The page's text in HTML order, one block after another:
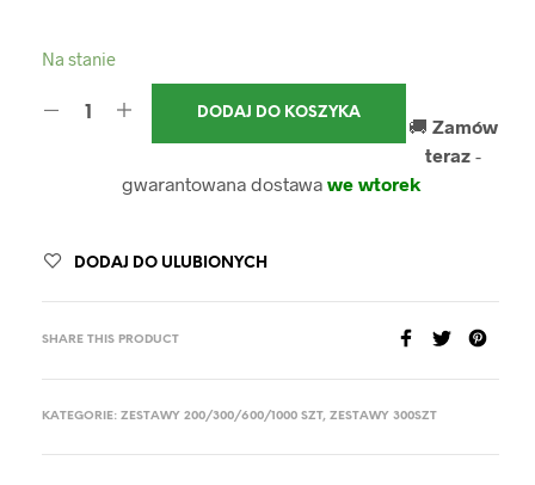
Na stanie
DODAJ DO KOSZYKA
🚚 Zamów
teraz-
gwarantowana dostawa we wtorek
DODAJ DO ULUBIONYCH
SHARE THIS PRODUCT
KATEGORIE: ZESTAWY 200/300/600/1000 SZT, ZESTAWY 300SZT